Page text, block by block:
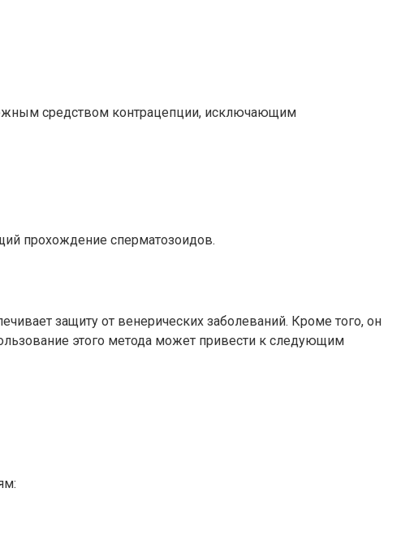
средством контрацепции, исключающим
прохождение сперматозоидов.
защиту от венерических заболеваний. Кроме того, он
этого метода может привести к следующим